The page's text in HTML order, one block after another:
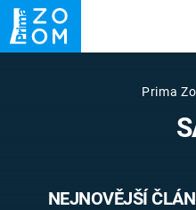
UFO
VETŘELCI
Prima
NEJNOVĚJŠÍ